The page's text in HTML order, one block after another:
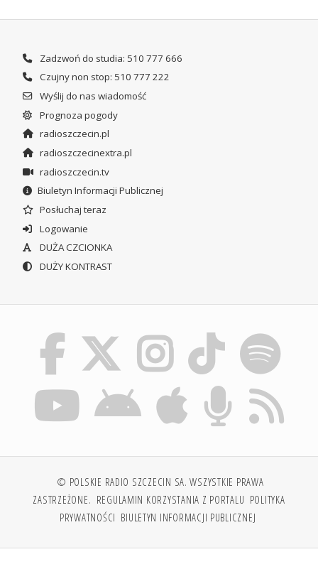
Zadzwoń do studia: 510 777 666
Czujny non stop: 510 777 222
Wyślij do nas wiadomość
Prognoza pogody
radioszczecin.pl
radioszczecinextra.pl
radioszczecin.tv
Biuletyn Informacji Publicznej
Posłuchaj teraz
Logowanie
DUŻA CZCIONKA
DUŻY KONTRAST
© POLSKIE RADIO SZCZECIN SA. WSZYSTKIE PRAWA
ZASTRZEŻONE. REGULAMIN KORZYSTANIA Z PORTALU POLITYKA
PRYWATNOŚCI BIULETYN INFORMACJI PUBLICZNEJ